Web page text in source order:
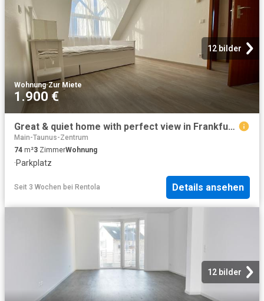
12 bilder
Wohnung·Zur Miete
1.900 €
Great & quiet home with perfect view in Frankfurt am Main Höchst great connection and great view, Frankfurt Amsterdam Apartments for Rent
Main-Taunus-Zentrum
74 m²3 ZimmerWohnung
·Parkplatz
Seit 3 Wochen bei Rentola Details ansehen
12 bilder